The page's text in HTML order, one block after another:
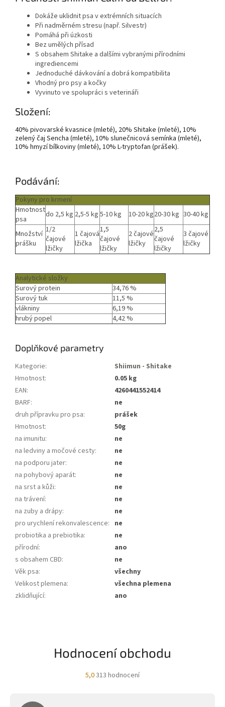
Dokáže uklidnit psa v extrémních situacích
Při nadměrném stresu (např. Silvestr)
Pomáhá při úzkosti
Bez umělých přísad
S obsahem Shitake a dalšími vybranými přírodními
ingrediencemi
Jednoduché dávkování a dobrá kompatibilita
Vhodný pro psy a kočky
Vyvinuto ve spolupráci s veterináři
Složení:
40% pivovarské kvasnice (mleté), 20% Shitake (mleté), 10%
zelený čaj Sencha (mleté), 10% slunečnicová semínka (mleté),
10% hmyzí bílkoviny (mleté), 10% L-tryptofan (prášek).
Podávání:
Pokyny pro krmení
Hmotnost
psa
do 2,5 kg 2,5-5 kg 5-10 kg 10-20 kg20-30 kg 30-40 kg
Množství
prášku
1/2
čajové
lžičky
1 čajová
lžička
1,5
čajové
lžičky
2 čajové
lžičky
2,5
čajové
lžičky
3 čajové
lžičky
Analytické složky
Surový protein
34,76 %
Surový tuk
11,5 %
vlákniny
6,19 %
hrubý popel
4,42 %
Doplňkové parametry
Kategorie:
Shiimun - Shitake
Hmotnost:
0.05 kg
EAN:
4260441552414
BARF:
ne
druh přípravku pro psa:
prášek
Hmotnost:
50g
na imunitu:
ne
na ledviny a močové cesty:
ne
na podporu jater:
ne
na pohybový aparát:
ne
na srst a kůži:
ne
na trávení:
ne
na zuby a drápy:
ne
pro urychlení rekonvalescence: ne
probiotika a prebiotika:
ne
přírodní:
ano
s obsahem CBD:
ne
Věk psa:
všechny
Velikost plemena:
všechna plemena
zklidňující: ano
Hodnocení obchodu
5,0Průměrné
313 hodnocení